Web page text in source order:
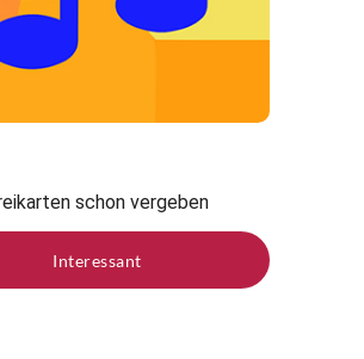
schon vergeben
Interessant